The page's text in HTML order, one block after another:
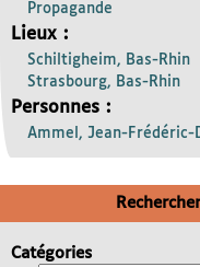
Propagande
Lieux :
Schiltigheim, Bas-Rhin
Strasbourg, Bas-Rhin
Personnes :
Ammel, Jean-Frédéric-
Catégories